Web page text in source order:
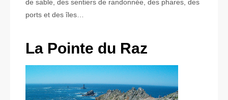
de sable, des sentiers de randonnée, des phares, des
ports et des îles…
La Pointe du Raz